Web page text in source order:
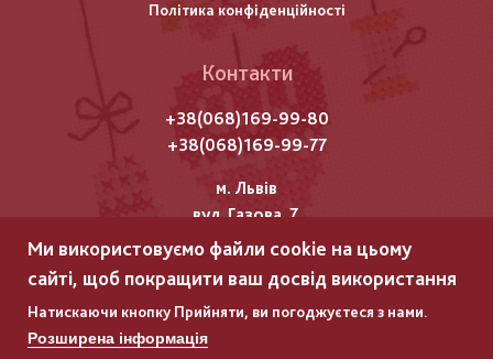
Політика конфіденційності
Контакти
+38(068)169-99-80
+38(068)169-99-77
м. Львів
вул. Газова, 7
Всі права захищені "Мережка"
Copyright © 2025
Ми використовуємо файли cookie на цьому
сайті, щоб покращити ваш досвід використання
Натискаючи кнопку Прийняти, ви погоджуєтеся з нами.
Розширена інформація